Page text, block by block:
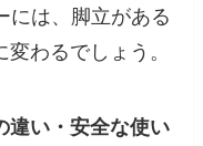
には、脚立がある
わるでしょう。
違い・安全な使い